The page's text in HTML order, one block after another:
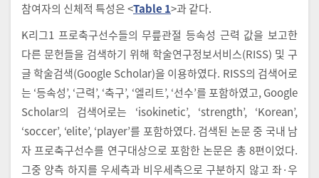
참여자의 신체적 특성은 <Table 1>과 같다.
K리그1 프로축구선수들의 무릎관절 등속성 근력 값을 보고한
다른 문헌들을 검색하기 위해 학술연구정보서비스(RISS) 및 구
글 학술검색(Google Scholar)을 이용하였다. RISS의 검색어로
는 ‘등속성’, ‘근력’, ‘축구’, ‘엘리트’, ‘선수’를 포함하였고, Google
Scholar의 검색어로는 ‘isokinetic’, ‘strength’, ‘Korean’,
‘soccer’, ‘elite’, ‘player’를 포함하였다. 검색된 논문 중 국내 남
자 프로축구선수를 연구대상으로 포함한 논문은 총 8편이었다.
그중 양측 하지를 우세측과 비우세측으로 구분하지 않고 좌·우